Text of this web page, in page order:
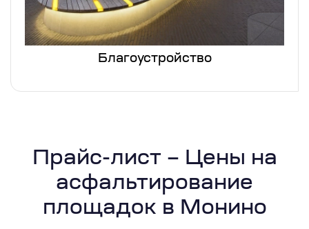
Благоустройство
Прайс-лист – Цены на
асфальтирование
площадок в Монино